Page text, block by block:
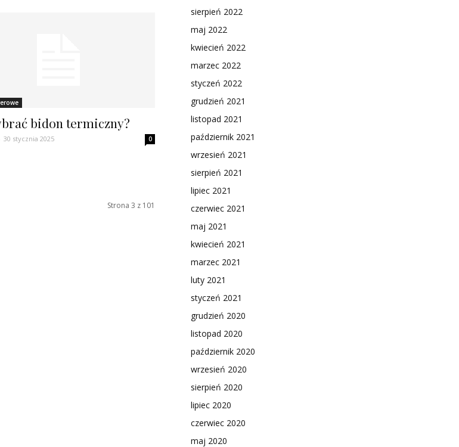
bidon termiczny?
30 stycznia 2025 0
Strona 3 z 101
sierpień 2022
maj 2022
kwiecień 2022
marzec 2022
styczeń 2022
grudzień 2021
listopad 2021
październik 2021
wrzesień 2021
sierpień 2021
lipiec 2021
czerwiec 2021
maj 2021
kwiecień 2021
marzec 2021
luty 2021
styczeń 2021
grudzień 2020
listopad 2020
październik 2020
wrzesień 2020
sierpień 2020
lipiec 2020
czerwiec 2020
maj 2020